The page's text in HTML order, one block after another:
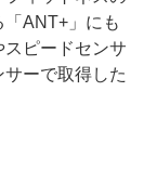
ANT+」にも
ピードセンサ
ーで取得した